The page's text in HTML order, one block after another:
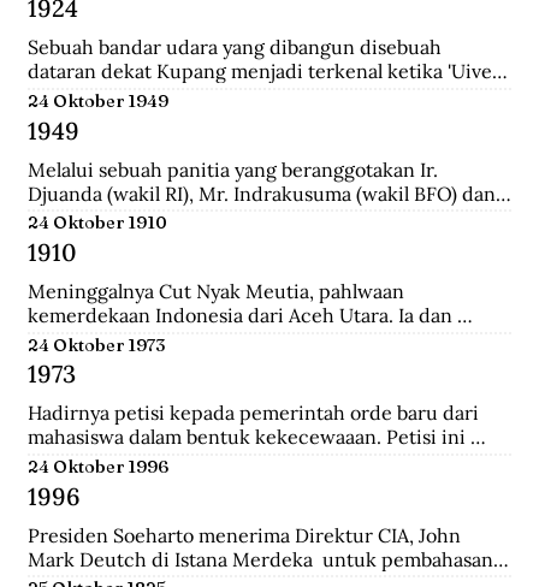
School (HIS) dan MULO di Solo, lalu ke AMS di
Yogyakarta, kemudian mengambil jurusan Teknik Sipil
di Technische Hoogeschool te Bandoeng (sekarang
ITB).
1924
Sebuah bandar udara yang dibangun disebuah
dataran dekat Kupang menjadi terkenal ketika 'Uiver',
pesawat Belanda KLM DC-2 yang sedang dicoba
menerbangi jalur niaga dari London ke Sydney
mendarat di situ untuk mengisi bahan bakar.
24 Oktober 1949
1949
Melalui sebuah panitia yang beranggotakan Ir.
Djuanda (wakil RI), Mr. Indrakusuma (wakil BFO) dan
Hirschfeld (wakil Belanda), membuat perjanjian
bahwa RIS akan mengambil alih pijaman-pinjaman
Hindia Belanda yang semuanya berjumlah 4.300 juta
gulden.
24 Oktober 1910
1910
Meninggalnya Cut Nyak Meutia, pahlwaan
kemerdekaan Indonesia dari Aceh Utara. Ia dan
pasukannya terus melakukan perlawanan dengan
menyerang dan merampas pos kolonial di wilaya Gayo
yang melewati hutan.
24 Oktober 1973
1973
Hadirnya petisi kepada pemerintah orde baru dari
mahasiswa dalam bentuk kekecewaaan. Petisi ini
dipicu karena adanya penyelewengan yang dilakukan
oleh pemerintah dan korupsi yang besar.
24 Oktober 1996
1996
Presiden Soeharto menerima Direktur CIA, John
Mark Deutch di Istana Merdeka  untuk pembahasan